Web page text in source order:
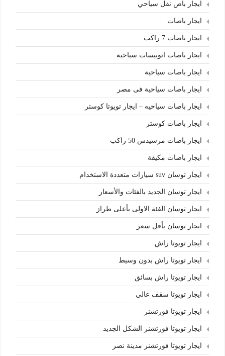
ايجار باص نقل سياحي
ايجار باصات
ايجار باصات 7 راكب
ايجار باصات اتوبيسات سياحية
ايجار باصات سياحية
ايجار باصات سياحية فى مصر
ايجار باصات سياحيه – ايجار تويوتا كوستر
ايجار باصات كوستر
ايجار باصات مرسيدس 50 راكب
ايجار باصات مكيفة
ايجار توسان suv سيارات متعددة الاستخدام
ايجار توسان الجديد بالفئات والأسعار
ايجار توسان الفئة الاولى بأعلى طراز
ايجار توسان بأقل سعر
ايجار تويوتا راش
ايجار تويوتا راش بدون وسيط
ايجار تويوتا راش بسائق
ايجار تويوتا سقف عالي
ايجار تويوتا فورتشنر
ايجار تويوتا فورتشنر الشكل الجديد
ايجار تويوتا فورتشنر مدينة نصر